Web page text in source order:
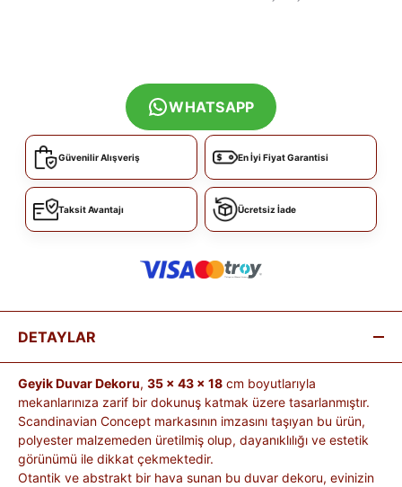
WHATSAPP
Güvenilir Alışveriş En İyi Fiyat Garantisi
Taksit Avantajı Ücretsiz İade
DETAYLAR
Geyik Duvar Dekoru, 35 × 43 × 18 cm boyutlarıyla
mekanlarınıza zarif bir dokunuş katmak üzere tasarlanmıştır.
Scandinavian Concept markasının imzasını taşıyan bu ürün,
polyester malzemeden üretilmiş olup, dayanıklılığı ve estetik
görünümü ile dikkat çekmektedir.
Otantik ve abstrakt bir hava sunan bu duvar dekoru, evinizin